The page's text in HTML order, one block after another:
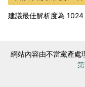
建議最佳解析度為
網站內容由不當黨產處